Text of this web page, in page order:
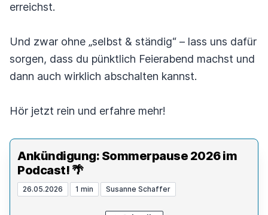
erreichst.
Und zwar ohne „selbst & ständig“ – lass uns dafür
sorgen, dass du pünktlich Feierabend machst und
dann auch wirklich abschalten kannst.
Hör jetzt rein und erfahre mehr!
Ankündigung: Sommerpause 2026 im
Podcast! 🌴
26.05.2026 1 min Susanne Schaffer